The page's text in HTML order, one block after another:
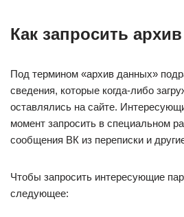
Как запросить архив
Под термином «архив данных»
сведения, которые когда-либо
оставлялись на сайте.
момент запросить в специальном
сообщения ВК из переписки и
Чтобы запросить интересующие
следующее: